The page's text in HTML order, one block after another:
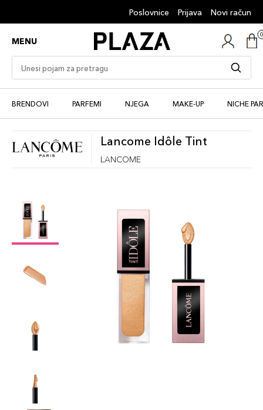
Poslovnice Prijava Novi račun
MENU
BRENDOVI PARFEMI NJEGA MAKE-UP NICHE
Lancome Idôle Tint
LANCOME